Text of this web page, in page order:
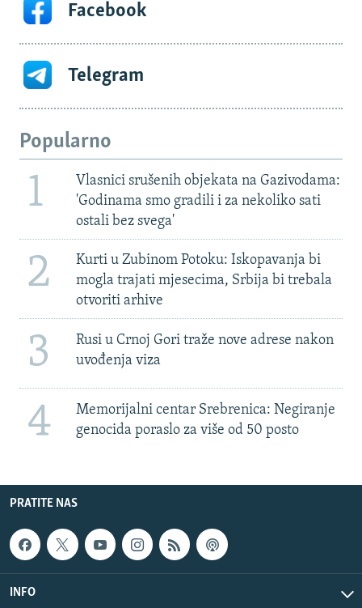
Facebook
Telegram
Popularno
1
Vlasnici srušenih objekata na Gazivodama:
'Godinama smo gradili i za nekoliko sati
ostali bez svega'
2
Kurti u Zubinom Potoku: Iskopavanja bi
mogla trajati mjesecima, Srbija bi trebala
otvoriti arhive
3
Rusi u Crnoj Gori traže nove adrese nakon
uvođenja viza
4
Memorijalni centar Srebrenica: Negiranje
genocida poraslo za više od 50 posto
PRATITE NAS
INFO